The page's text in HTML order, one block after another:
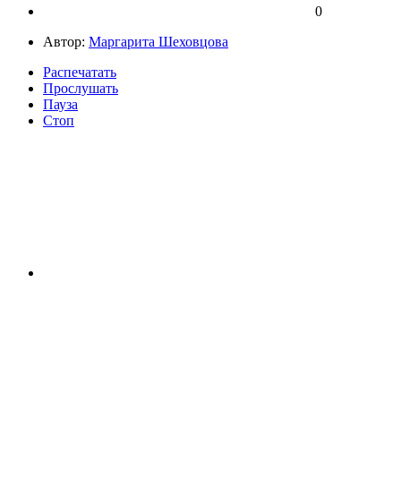
0
Автор: Маргарита Шеховцова
Распечатать
Прослушать
Пауза
Стоп